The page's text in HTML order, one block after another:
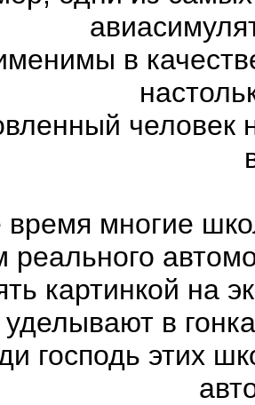
в
многие
реального
картинкой на
уделывают в
господь этих